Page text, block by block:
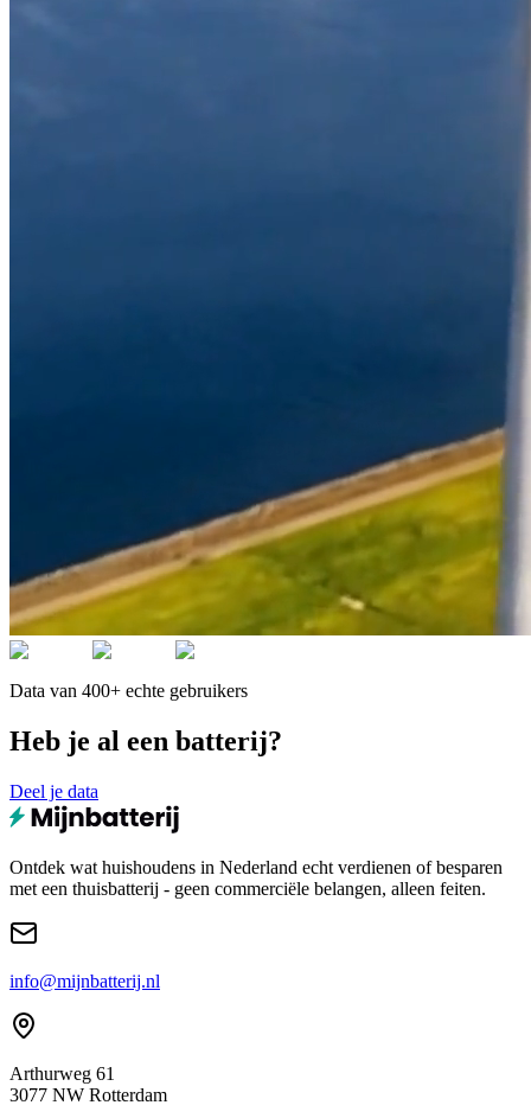
Data van 400+ echte gebruikers
Heb je al een batterij?
Deel je data
Ontdek wat huishoudens in Nederland echt verdienen of besparen
met een thuisbatterij - geen commerciële belangen, alleen feiten.
info@mijnbatterij.nl
Arthurweg 61
3077 NW Rotterdam